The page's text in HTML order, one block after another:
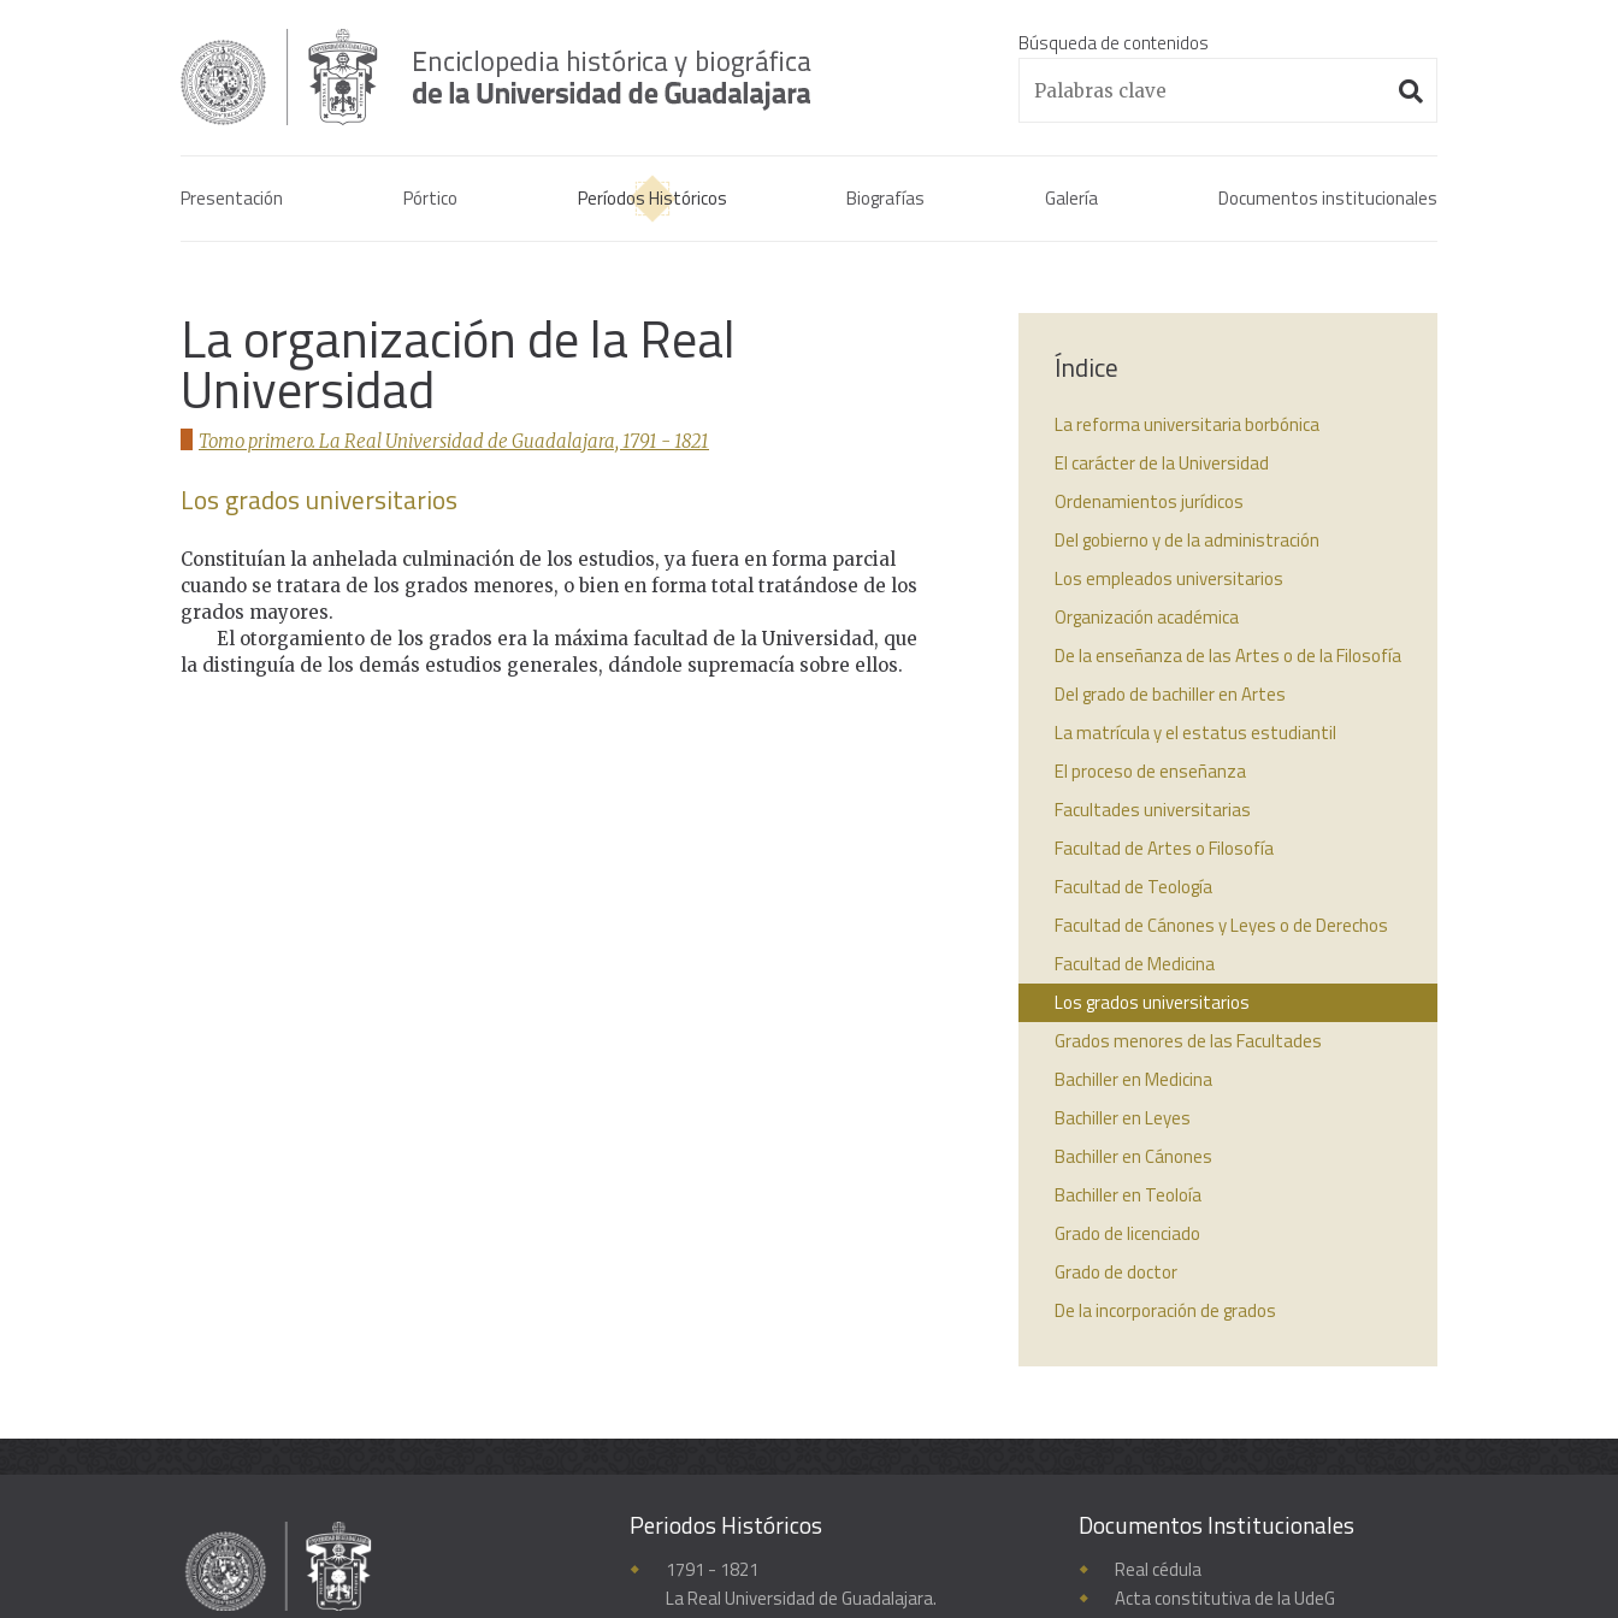
Búsqueda de contenidos
Presentación Pórtico Períodos Históricos Biografías Galería Documentos institucionales
Índice
La reforma universitaria borbónica
El carácter de la Universidad
Ordenamientos jurídicos
Del gobierno y de la administración
Los empleados universitarios
Organización académica
De la enseñanza de las Artes o de la Filosofía
Del grado de bachiller en Artes
La matrícula y el estatus estudiantil
El proceso de enseñanza
Facultades universitarias
Facultad de Artes o Filosofía
Facultad de Teología
Facultad de Cánones y Leyes o de Derechos
Facultad de Medicina
Los grados universitarios
Grados menores de las Facultades
Bachiller en Medicina
Bachiller en Leyes
Bachiller en Cánones
Bachiller en Teoloía
Grado de licenciado
Grado de doctor
De la incorporación de grados
La organización de la Real
Universidad
Tomo primero. La Real Universidad de Guadalajara, 1791 - 1821
Los grados universitarios
Constituían la anhelada culminación de los estudios, ya fuera en forma parcial
cuando se tratara de los grados menores, o bien en forma total tratándose de los
grados mayores.
El otorgamiento de los grados era la máxima facultad de la Universidad, que
la distinguía de los demás estudios generales, dándole supremacía sobre ellos.
Enciclopedia histórica y biográfica de la Universidad de Guadalajara
Periodos Históricos
1791 - 1821
La Real Universidad de Guadalajara.
Documentos Institucionales
Real cédula
Acta constitutiva de la UdeG